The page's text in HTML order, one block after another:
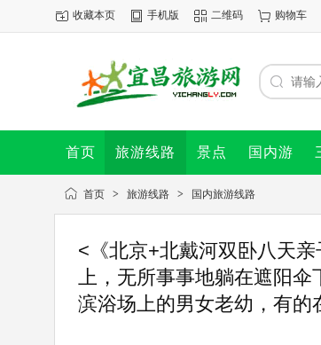
收藏本页 手机版 二维码 购物车
首页 旅游线路 景点 国内游
首页 > 旅游线路 > 国内旅游线路
<《北京+北戴河双卧八天
上，无所事事地躺在遮阳
滨浴场上的男女老幼，有的